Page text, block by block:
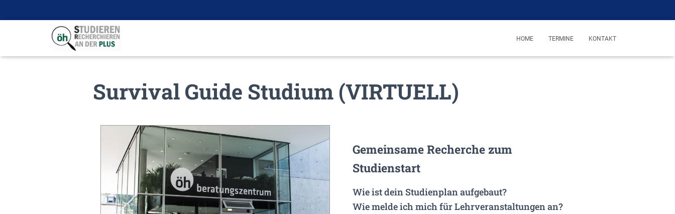
HOME TERMINE KONTAKT
Survival Guide Studium (VIRTUELL)
Gemeinsame Recherche zum
Studienstart
Wie ist dein Studienplan aufgebaut?
Wie melde ich mich für Lehrveranstaltungen an?